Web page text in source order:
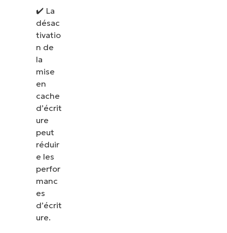
✔️ La
désac
tivatio
n de
la
mise
en
cache
d’écrit
ure
peut
réduir
e les
perfor
manc
es
d’écrit
ure.
Voir NinjaOne en action
Parcourez nos démonstrations à la demande pour
découvrir comment NinjaOne simplifie les tâches